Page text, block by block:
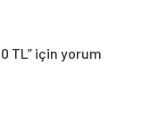
TL” için yorum